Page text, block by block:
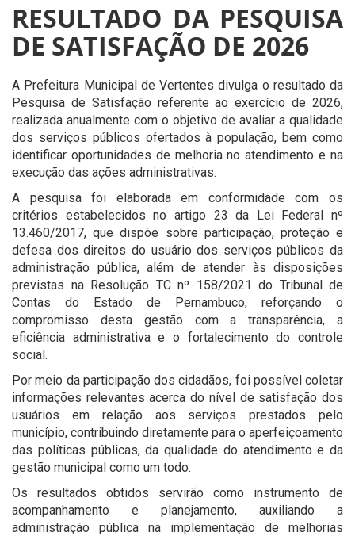
RESULTADO DA PESQUISA
DE SATISFAÇÃO DE 2026
A Prefeitura Municipal de Vertentes divulga o resultado da
Pesquisa de Satisfação referente ao exercício de 2026,
realizada anualmente com o objetivo de avaliar a qualidade
dos serviços públicos ofertados à população, bem como
identificar oportunidades de melhoria no atendimento e na
execução das ações administrativas.
A pesquisa foi elaborada em conformidade com os
critérios estabelecidos no artigo 23 da Lei Federal nº
13.460/2017, que dispõe sobre participação, proteção e
defesa dos direitos do usuário dos serviços públicos da
administração pública, além de atender às disposições
previstas na Resolução TC nº 158/2021 do Tribunal de
Contas do Estado de Pernambuco, reforçando o
compromisso desta gestão com a transparência, a
eficiência administrativa e o fortalecimento do controle
social.
Por meio da participação dos cidadãos, foi possível coletar
informações relevantes acerca do nível de satisfação dos
usuários em relação aos serviços prestados pelo
município, contribuindo diretamente para o aperfeiçoamento
das políticas públicas, da qualidade do atendimento e da
gestão municipal como um todo.
Os resultados obtidos servirão como instrumento de
acompanhamento e planejamento, auxiliando a
administração pública na implementação de melhorias